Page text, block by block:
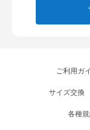
ご利用ガ
サイズ交換
各種